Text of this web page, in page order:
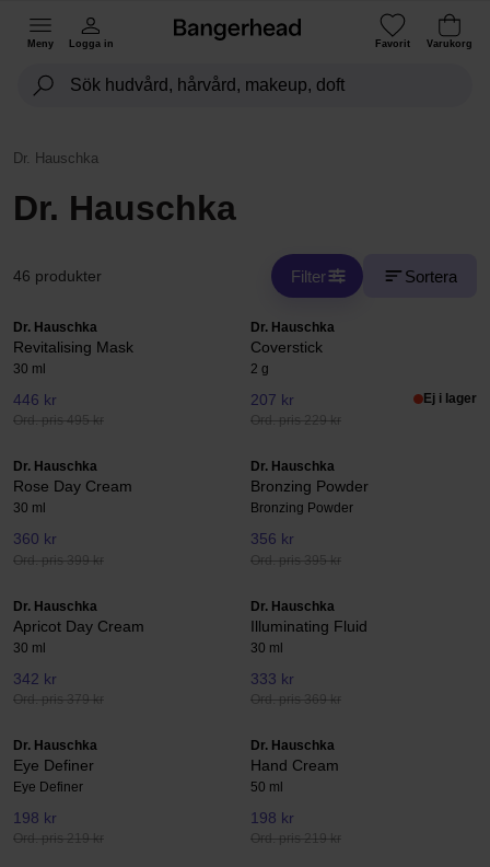
Meny Logga in Favorit Varukorg
Dr. Hauschka
Dr. Hauschka
46 produkter Filter Sortera
Dr. Hauschka
Revitalising Mask
30 ml
446 kr
Ord. pris 495 kr
Dr. Hauschka
Coverstick
2 g
207 kr
Ord. pris 229 kr
Ej i lager
Dr. Hauschka
Rose Day Cream
30 ml
360 kr
Ord. pris 399 kr
Dr. Hauschka
Bronzing Powder
Bronzing Powder
356 kr
Ord. pris 395 kr
Dr. Hauschka
Apricot Day Cream
30 ml
342 kr
Ord. pris 379 kr
Dr. Hauschka
Illuminating Fluid
30 ml
333 kr
Ord. pris 369 kr
Dr. Hauschka
Eye Definer
Eye Definer
198 kr
Ord. pris 219 kr
Dr. Hauschka
Hand Cream
50 ml
198 kr
Ord. pris 219 kr